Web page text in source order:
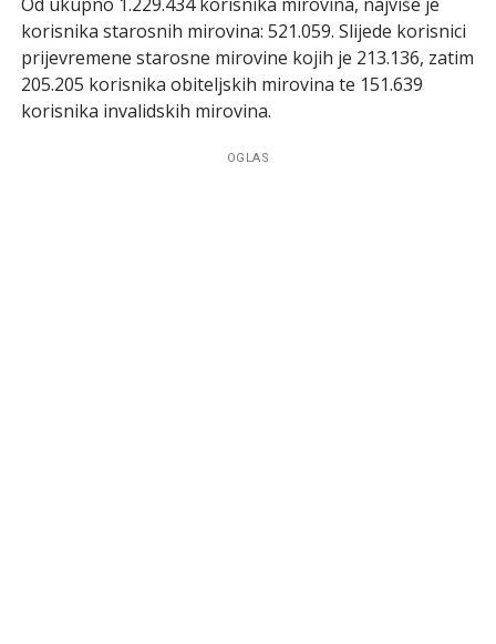
korisnika starosnih mirovina: 521.059. Slijede korisnici
prijevremene starosne mirovine kojih je 213.136, zatim
205.205 korisnika obiteljskih mirovina te 151.639
korisnika invalidskih mirovina.
OGLAS